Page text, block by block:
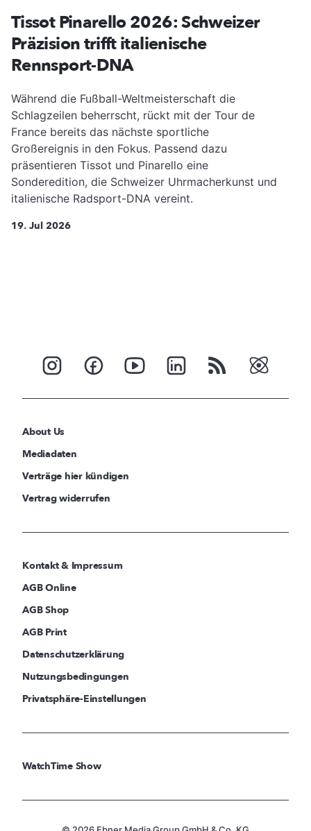
Tissot Pinarello 2026: Schweizer
Präzision trifft italienische
Rennsport-DNA
Während die Fußball-Weltmeisterschaft die
Schlagzeilen beherrscht, rückt mit der Tour de
France bereits das nächste sportliche
Großereignis in den Fokus. Passend dazu
präsentieren Tissot und Pinarello eine
Sonderedition, die Schweizer Uhrmacherkunst und
italienische Radsport-DNA vereint.
19. Jul 2026
About Us
Mediadaten
Verträge hier kündigen
Vertrag widerrufen
Kontakt & Impressum
AGB Online
AGB Shop
AGB Print
Datenschutzerklärung
Nutzungsbedingungen
Privatsphäre-Einstellungen
WatchTime Show